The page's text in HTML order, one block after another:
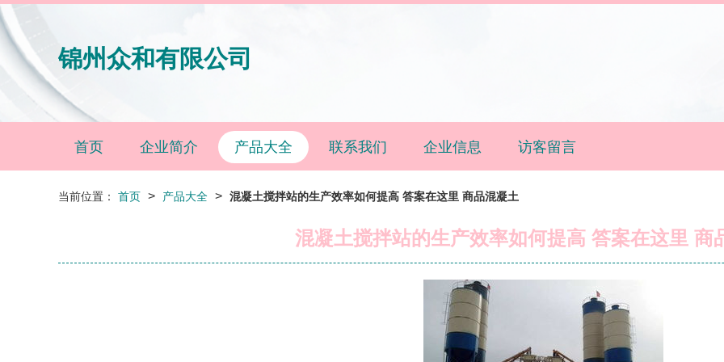
锦州众和有限公司
首页 企业简介 产品大全 联系我们 企业信息 访客留言
当前位置： 首页 > 产品大全 > 混凝土搅拌站的生产效率如何提高 答案在这里 商品混凝土
混凝土搅拌站的生产效率如何提高 答案在这里 商